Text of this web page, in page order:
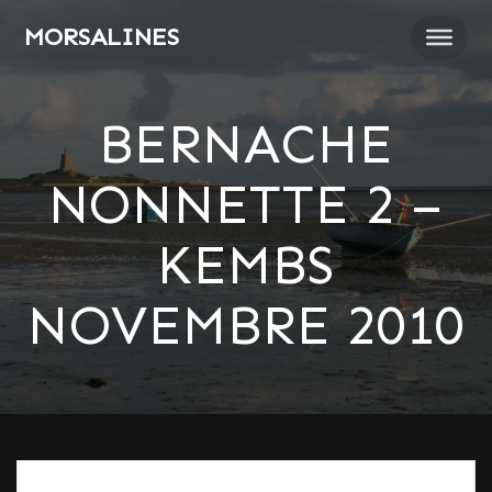
MORSALINES
BERNACHE
NONNETTE 2 –
KEMBS
NOVEMBRE 2010